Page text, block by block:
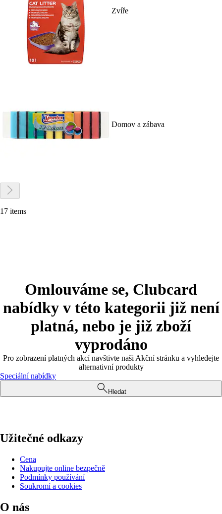
Zvíře
Domov a zábava
17 items
Omlouváme se, Clubcard
nabídky v této kategorii již není
platná, nebo je již zboží
vyprodáno
Pro zobrazení platných akcí navštivte naši Akční stránku a vyhledejte
alternativní produkty
Speciální nabídky
Hledat
Užitečné odkazy
Cena
Nakupujte online bezpečně
Podmínky používání
Soukromí a cookies
O nás